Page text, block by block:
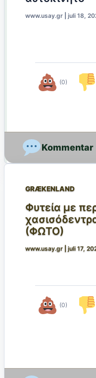
www.usay.gr juli 18,
(0)
GRÆKENLAND
Φυτεία με
(ΦΩΤΟ)
www.usay.gr juli 17,
(0)